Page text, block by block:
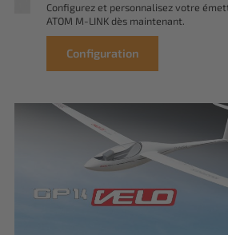
Configurez et personnalisez votre
ATOM M-LINK dès maintenant.
Configuration